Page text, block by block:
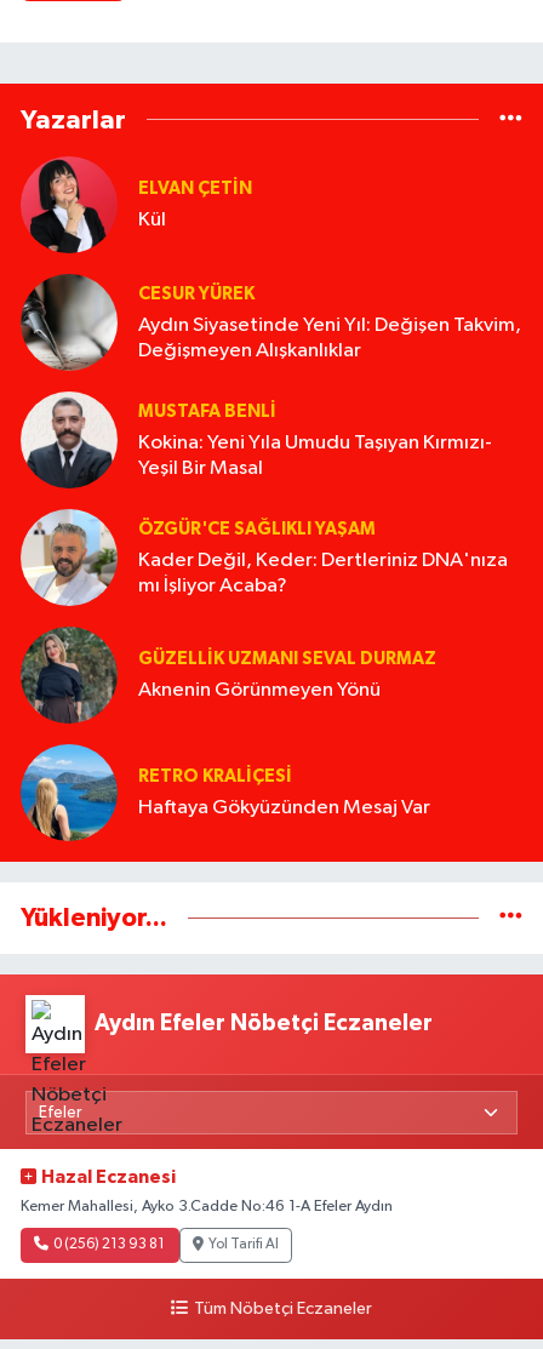
Yazarlar
ELVAN ÇETIN
Kül
CESUR YÜREK
Aydın Siyasetinde Yeni Yıl: Değişen Takvim,
Değişmeyen Alışkanlıklar
MUSTAFA BENLI
Kokina: Yeni Yıla Umudu Taşıyan Kırmızı-
Yeşil Bir Masal
ÖZGÜR'CE SAĞLIKLI YAŞAM
Kader Değil, Keder: Dertleriniz DNA'nıza
mı İşliyor Acaba?
GÜZELLIK UZMANI SEVAL DURMAZ
Aknenin Görünmeyen Yönü
RETRO KRALIÇESI
Haftaya Gökyüzünden Mesaj Var
Yükleniyor...
Aydın Efeler Nöbetçi Eczaneler
Hazal Eczanesi
Kemer Mahallesi, Ayko 3.Cadde No:46 1-A Efeler Aydın
0 (256) 213 93 81 Yol Tarifi Al
Tüm Nöbetçi Eczaneler